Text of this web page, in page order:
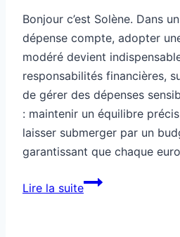
Bonjour c’est Solène. Dans
dépense compte, adopter
modéré devient
responsabilités financières,
de gérer des dépenses
: maintenir un équilibre
laisser submerger par un
garantissant que chaque
Lire la suiteArgent